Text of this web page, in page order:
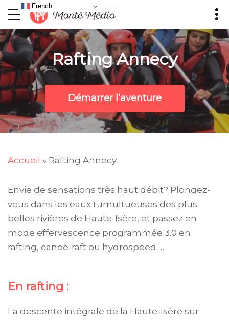
Rafting Annecy
Démarrer l’aventure
Accueil » Rafting Annecy
Envie de sensations très haut débit? Plongez-
vous dans les eaux tumultueuses des plus
belles rivières de Haute-Isère, et passez en
mode effervescence programmée 3.0 en
rafting, canoë-raft ou hydrospeed …
En rafting :
La descente intégrale de la Haute-Isère sur
French